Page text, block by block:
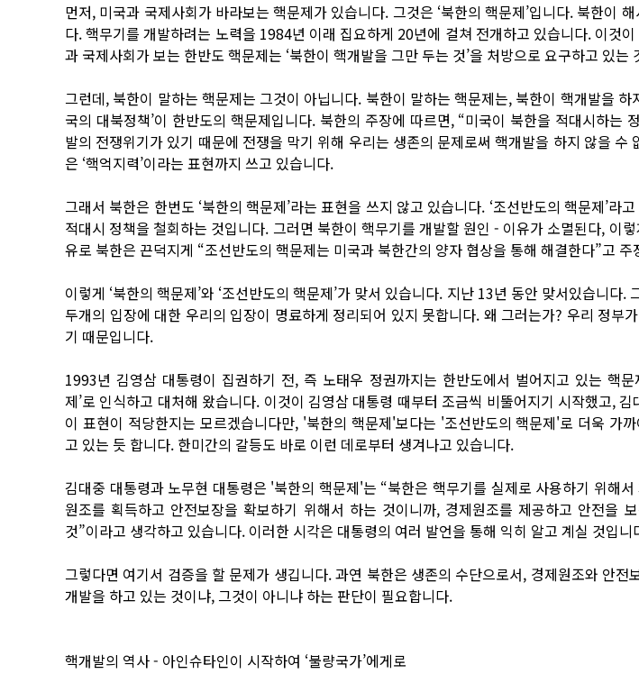
먼저, 미국과 국제사회가 바라보는 핵문제가 있습니다. 그것은 ‘북한의 핵문제’입니다. 북한이
다. 핵무기를 개발하려는 노력을 1984년 이래 집요하게 20년에 걸쳐 전개하고 있습니다. 이것
과 국제사회가 보는 한반도 핵문제는 ‘북한이 핵개발을 그만 두는 것’을 처방으로 요구하고 있는
그런데, 북한이 말하는 핵문제는 그것이 아닙니다. 북한이 말하는 핵문제는, 북한이 핵개발을 하
국의 대북정책’이 한반도의 핵문제입니다. 북한의 주장에 따르면, “미국이 북한을 적대시하는
발의 전쟁위기가 있기 때문에 전쟁을 막기 위해 우리는 생존의 문제로써 핵개발을 하지 않을 수
은 ‘핵억지력’이라는 표현까지 쓰고 있습니다.
그래서 북한은 한번도 ‘북한의 핵문제’라는 표현을 쓰지 않고 있습니다. ‘조선반도의 핵문제’라
적대시 정책을 철회하는 것입니다. 그러면 북한이 핵무기를 개발할 원인 - 이유가 소멸된다, 이
유로 북한은 끈덕지게 “조선반도의 핵문제는 미국과 북한간의 양자 협상을 통해 해결한다”고 주
이렇게 ‘북한의 핵문제’와 ‘조선반도의 핵문제’가 맞서 있습니다. 지난 13년 동안 맞서있습니다.
두개의 입장에 대한 우리의 입장이 명료하게 정리되어 있지 못합니다. 왜 그러는가? 우리 정부
기 때문입니다.
1993년 김영삼 대통령이 집권하기 전, 즉 노태우 정권까지는 한반도에서 벌어지고 있는 핵문
제’로 인식하고 대처해 왔습니다. 이것이 김영삼 대통령 때부터 조금씩 비뚤어지기 시작했고,
이 표현이 적당한지는 모르겠습니다만, '북한의 핵문제'보다는 '조선반도의 핵문제'로 더욱 가
고 있는 듯 합니다. 한미간의 갈등도 바로 이런 데로부터 생겨나고 있습니다.
김대중 대통령과 노무현 대통령은 '북한의 핵문제'는 “북한은 핵무기를 실제로 사용하기 위해
원조를 획득하고 안전보장을 확보하기 위해서 하는 것이니까, 경제원조를 제공하고 안전을
것”이라고 생각하고 있습니다. 이러한 시각은 대통령의 여러 발언을 통해 익히 알고 계실 것입니
그렇다면 여기서 검증을 할 문제가 생깁니다. 과연 북한은 생존의 수단으로서, 경제원조와 안전
개발을 하고 있는 것이냐, 그것이 아니냐 하는 판단이 필요합니다.
핵개발의 역사 - 아인슈타인이 시작하여 ‘불량국가’에게로